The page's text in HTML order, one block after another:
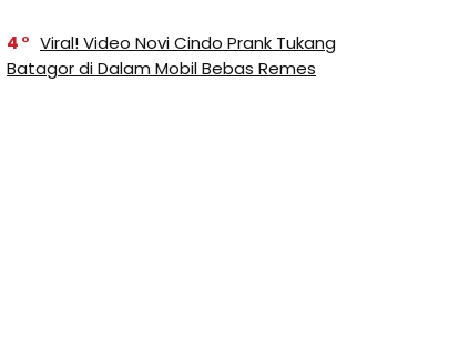
4
Viral! Video Novi Cindo Prank Tukang
Batagor di Dalam Mobil Bebas Remes